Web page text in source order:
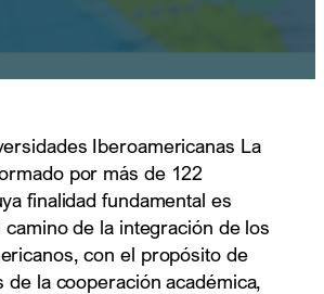
Iberoamericanas La
por más de 122
finalidad fundamental es
de la integración de los
con el propósito de
de la cooperación académica,